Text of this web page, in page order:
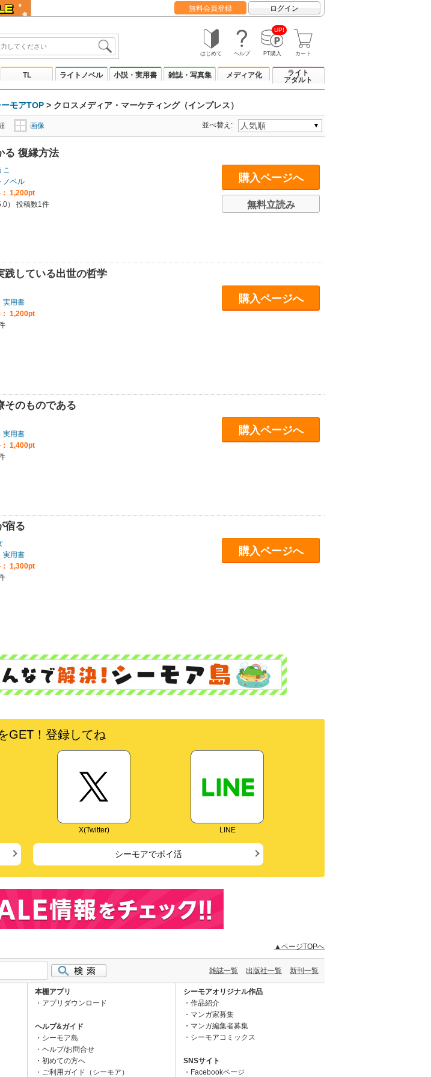
無料会員登録 ログイン
はじめて ヘルプ
UP!
PT購入 カート
TL ライトノベル 小説・実用書 雑誌・写真集 メディア化
ライト
アダルト
モアTOP > クロスメディア・マーケティング（インプレス）
画像 並べ替え:
る 復縁方法
こ
ノベル
1,200pt
） 投稿数1件
購入ページへ
無料立読み
践している出世の哲学
実用書
1,200pt
購入ページへ
そのものである
実用書
1,400pt
購入ページへ
宿る
実用書
1,300pt
購入ページへ
GET！登録してね
X(Twitter) LINE
シーモアでポイ活
▲ページTOPへ
雑誌一覧 出版社一覧 新刊一覧
本棚アプリ
アプリダウンロード
ヘルプ&ガイド
シーモア島
ヘルプ/お問合せ
初めての方へ
ご利用ガイド（シーモア）
シーモアオリジナル作品
作品紹介
マンガ家募集
マンガ編集者募集
シーモアコミックス
SNSサイト
Facebookページ